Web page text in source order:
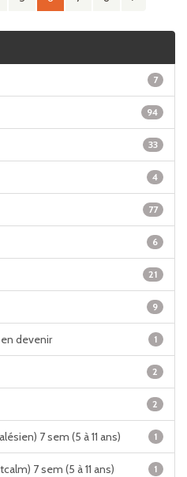
7
94
33
4
77
6
21
9
devenir 1
2
2
7 sem (5 à 11 ans) 1
7 sem (5 à 11 ans) 1